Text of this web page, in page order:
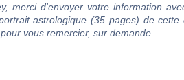
merci d'envoyer votre information
astrologique (35 pages) de cette
vous remercier, sur demande.